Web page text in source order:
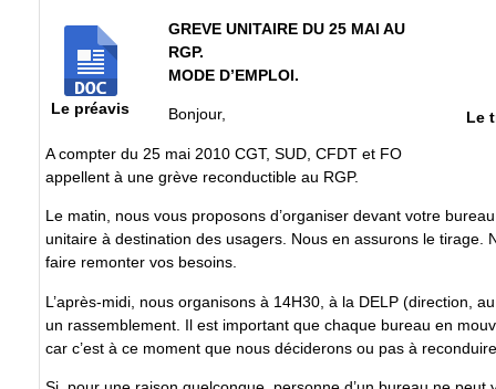
Le préavis Le
GREVE UNITAIRE DU 25 MAI AU
RGP.
MODE D’EMPLOI.
Bonjour,
A compter du 25 mai 2010 CGT, SUD, CFDT et FO
appellent à une grève reconductible au RGP.
Le matin, nous vous proposons d’organiser devant votre
unitaire à destination des usagers. Nous en assurons le tirage.
faire remonter vos besoins.
L’après-midi, nous organisons à 14H30, à la DELP (direction,
un rassemblement. Il est important que chaque bureau en
car c’est à ce moment que nous déciderons ou pas à